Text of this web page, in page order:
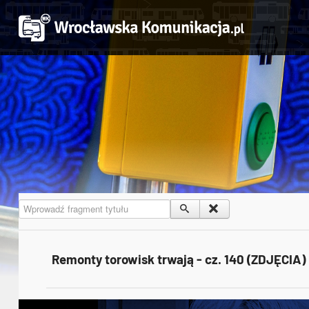
Wprowadź fragment tytułu
Remonty torowisk trwają - cz. 140 (ZDJĘCIA)